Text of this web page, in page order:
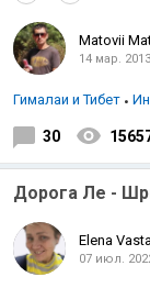
Matovii
14 мар. 2013
Гималаи и Тибет
30
Дорога Ле -
Elena Vasta
07 июл.